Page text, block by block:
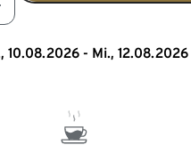
10.08.2026 - Mi., 12.08.2026